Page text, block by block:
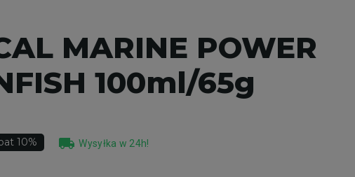
MARINE POWER
100ml/65g
10% local_shipping Wysyłka w 24h!